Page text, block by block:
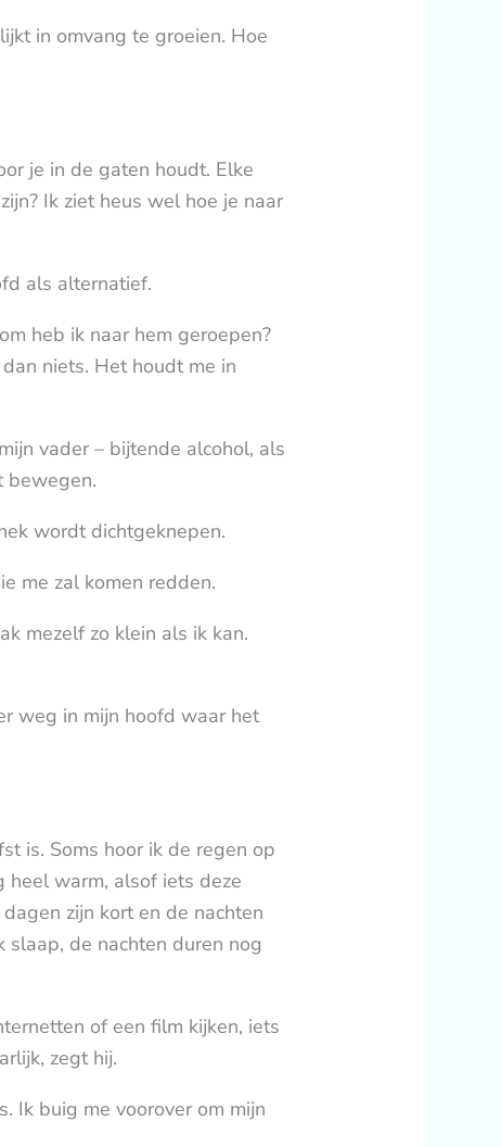
in omvang te groeien. Hoe
je in de gaten houdt. Elke
Ik ziet heus wel hoe je naar
als alternatief.
heb ik naar hem geroepen?
niets. Het houdt me in
vader – bijtende alcohol, als
bewegen.
wordt dichtgeknepen.
me zal komen redden.
mezelf zo klein als ik kan.
weg in mijn hoofd waar het
is. Soms hoor ik de regen op
warm, alsof iets deze
zijn kort en de nachten
de nachten duren nog
of een film kijken, iets
zegt hij.
Ik buig me voorover om mijn